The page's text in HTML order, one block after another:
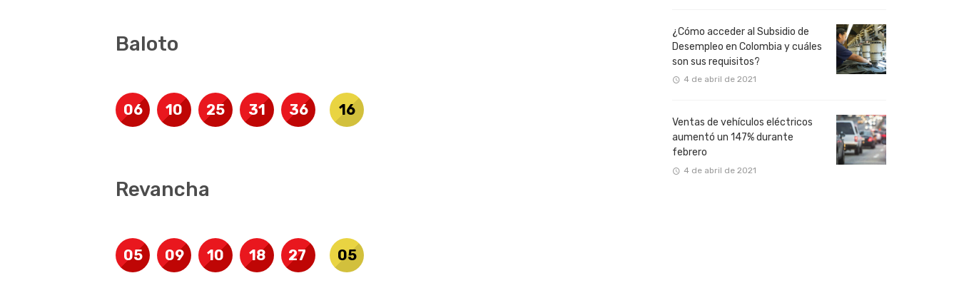
Baloto
06 10 25 31 36 16
Revancha
05 09 10 18 27 05
¿Cómo acceder al Subsidio de
Desempleo en Colombia y cuáles
son sus requisitos?
4 de abril de 2021
Ventas de vehículos eléctricos
aumentó un 147% durante
febrero
4 de abril de 2021